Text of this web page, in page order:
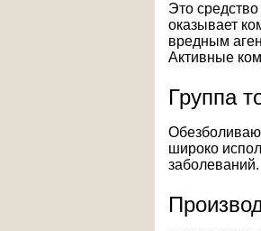
Это
оказывает
вредным
Активные
Группа
широко
заболеваний.